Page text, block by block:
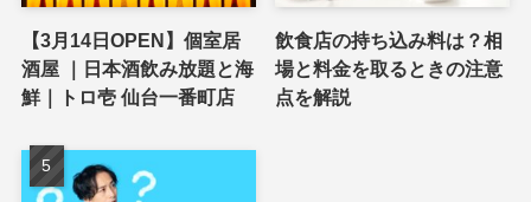
【3月14日OPEN】個室居
酒屋 ｜日本酒飲み放題と海
鮮｜トロ壱 仙台一番町店
飲食店の持ち込み料は？相
場と料金を取るときの注意
点を解説